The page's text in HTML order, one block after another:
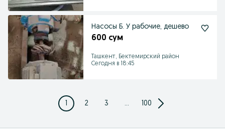
Насосы Б. У рабочие, дешево
600 сум
Ташкент, Бектемирский район
Сегодня в 18:45
1 2 3 ... 100